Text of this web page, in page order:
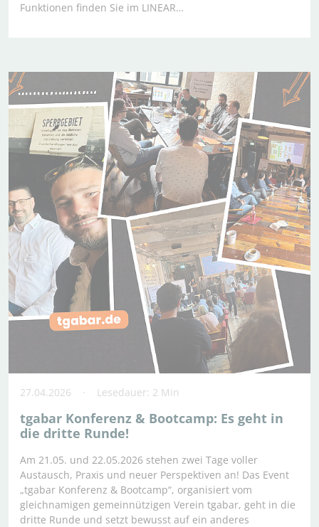
Funktionen finden Sie im LINEAR…
27.04.2026 Lesedauer: 2 Min
tgabar Konferenz & Bootcamp: Es geht in
die dritte Runde!
Am 21.05. und 22.05.2026 stehen zwei Tage voller
Austausch, Praxis und neuer Perspektiven an! Das Event
„tgabar Konferenz & Bootcamp“, organisiert vom
gleichnamigen gemeinnützigen Verein tgabar, geht in die
dritte Runde und setzt bewusst auf ein anderes